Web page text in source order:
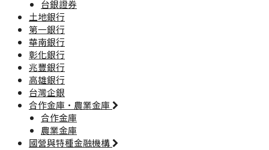
台銀證券
土地銀行
第一銀行
華南銀行
彰化銀行
兆豐銀行
高雄銀行
台灣企銀
合作金庫·農業金庫
合作金庫
農業金庫
國營與特種金融機構